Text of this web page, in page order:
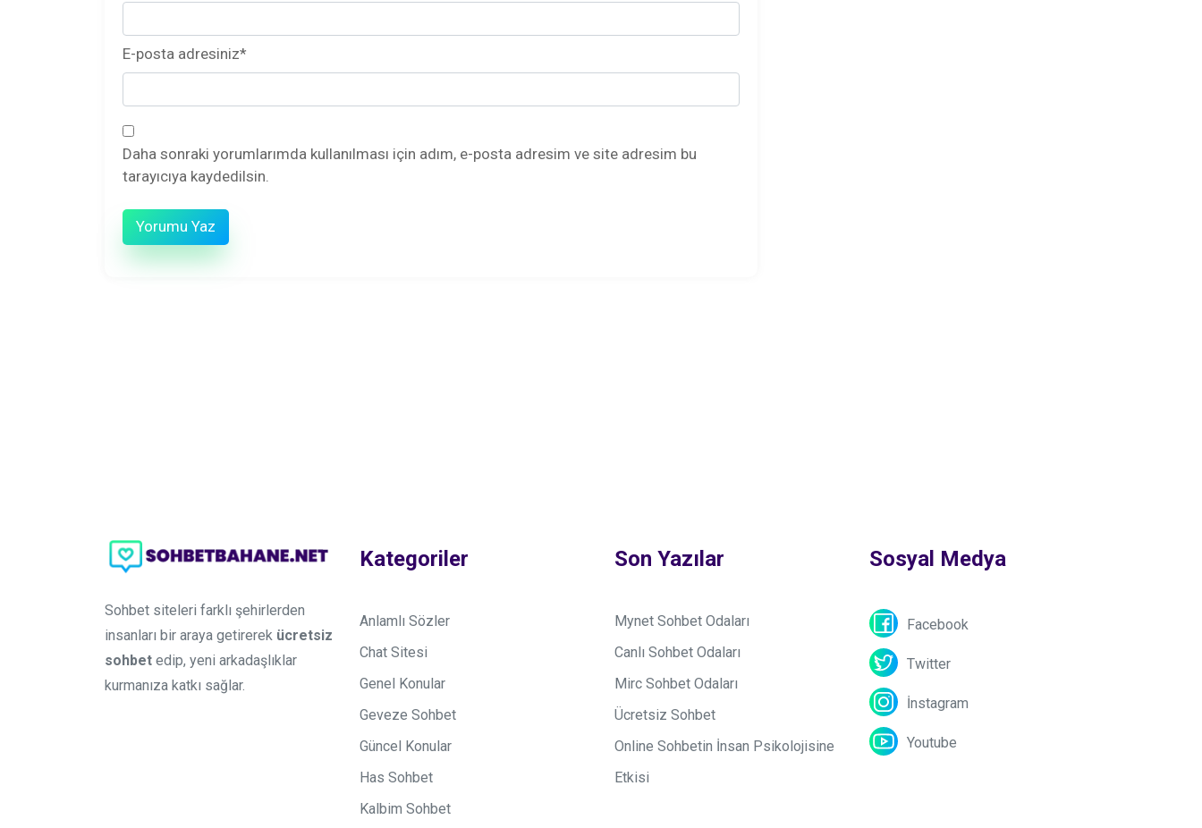
E-posta adresiniz*
Daha sonraki yorumlarımda kullanılması için adım, e-posta adresim ve site adresim bu
tarayıcıya kaydedilsin.
Sohbet siteleri farklı şehirlerden
insanları bir araya getirerek ücretsiz
sohbet edip, yeni arkadaşlıklar
kurmanıza katkı sağlar.
Kategoriler
Anlamlı Sözler
Chat Sitesi
Genel Konular
Geveze Sohbet
Güncel Konular
Has Sohbet
Kalbim Sohbet
Son Yazılar
Mynet Sohbet Odaları
Canlı Sohbet Odaları
Mirc Sohbet Odaları
Ücretsiz Sohbet
Online Sohbetin İnsan Psikolojisine
Etkisi
Sosyal Medya
Facebook
Twitter
İnstagram
Youtube